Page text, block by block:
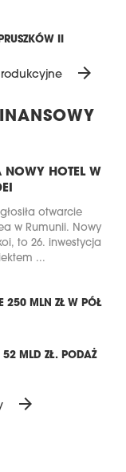
II
arrow_forward
NOWY HOTEL W
otwarcie
w Rumunii. Nowy
to 26. inwestycja
...
250 MLN ZŁ W PÓŁ
52 MLD ZŁ. PODAŻ
arrow_forward